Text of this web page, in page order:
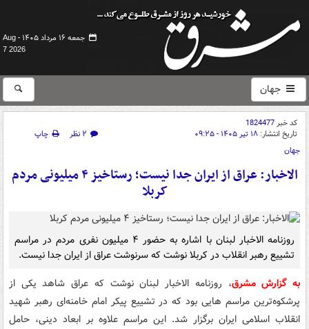
جمعه ۱۶ مرداد ۱۴۰۵ -
Aug
7 2026
جهان
کد خبر1824477
تاریخ انتشار: ۱۸ تیر ۱۴۰۵ - ۰۹:۲۵ ۲ نظر
چاپ
جهان
الاخبار: عراق از ایران جدا نیست؛ رستاخیز ۴ میلیونی مردم
کربلا
روزنامه الاخبار لبنان با اشاره به حضور ۴ میلیون نفری مردم در مراسم
تشییع رهبر انقلاب در کربلا نوشت که سرنوشت عراق از ایران جدا نیست.
به گزارش مشرق، روزنامه الاخبار لبنان نوشت که عراق شاهد یکی از
پرشکوه‌ترین مراسم هایی بود که در تشییع پیکر امام خامنه‌ای رهبر شهید
انقلاب اسلامی ایران برگزار شد. این مراسم علاوه بر ابعاد دینی، حامل